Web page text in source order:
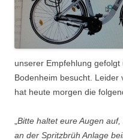
unserer Empfehlung
Bodenheim besucht. Leider
hat heute morgen die
Bitte haltet eure Augen
an der Spritzbrüh Anlage